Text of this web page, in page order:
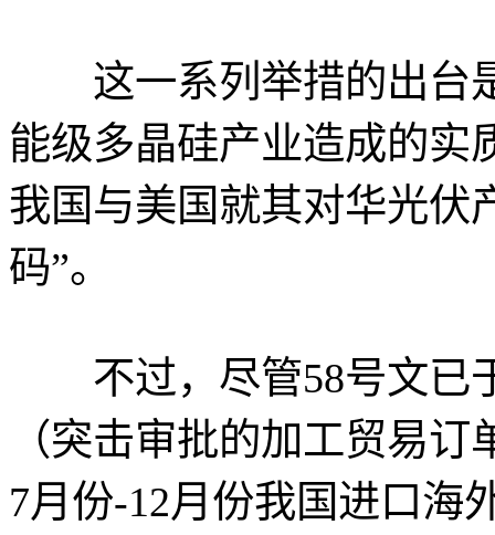
这一系列举措的出台
能级多晶硅产业造成的实
我国与美国就其对华光伏
码”。
不过，尽管58号文已
（突击审批的加工贸易
7月份-12月份我国进口海